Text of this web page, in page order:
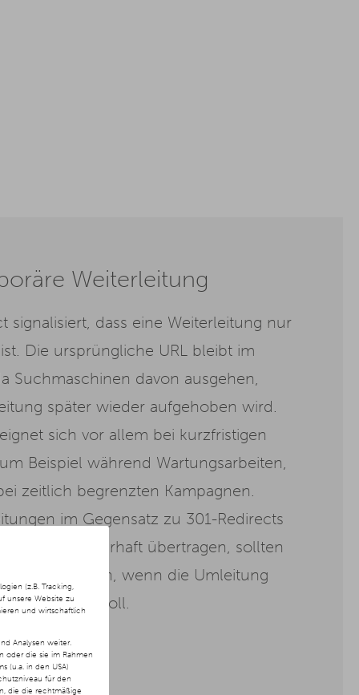
(z.B. Tracking,
unsere Website zu
und wirtschaftlich
Analysen weiter.
oder die sie im Rahmen
(u.a. in den USA)
für den
die die rechtmäßige
Weiterleitung
signalisiert, dass eine Weiterleitung nur
Die ursprüngliche URL bleibt im
Suchmaschinen davon ausgehen,
später wieder aufgehoben wird.
sich vor allem bei kurzfristigen
Beispiel während Wartungsarbeiten,
zeitlich begrenzten Kampagnen.
im Gegensatz zu 301-Redirects
Signale dauerhaft übertragen, sollten
werden, wenn die Umleitung
sein soll.